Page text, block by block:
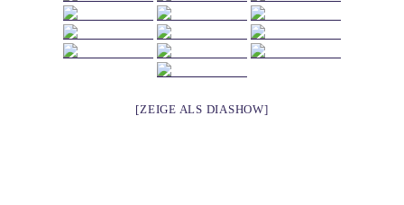
[ZEIGE ALS DIASHOW]